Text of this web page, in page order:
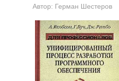
Автор: Герман Шестеров